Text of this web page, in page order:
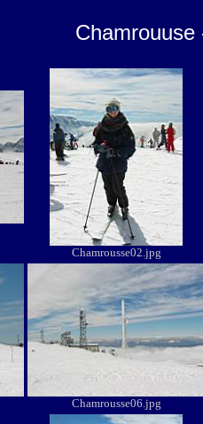
Chamrousse02.jpg
Chamrousse06.jpg